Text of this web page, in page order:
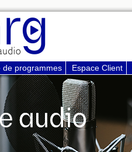
de programmes Espace Client